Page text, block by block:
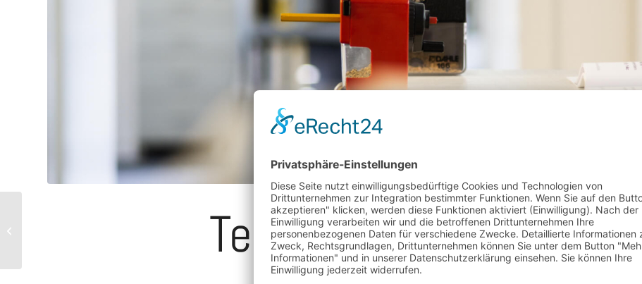
Telefonische